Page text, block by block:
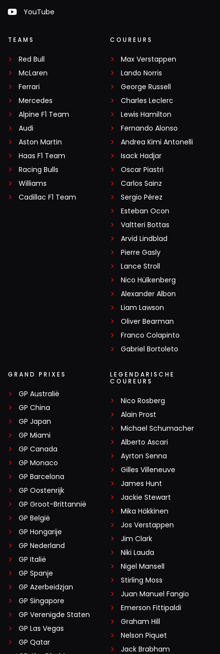
YouTube
TEAMS
Red Bull
McLaren
Ferrari
Mercedes
Alpine F1 Team
Audi
Aston Martin
Haas F1 Team
Racing Bulls
Williams
Cadillac F1 Team
COUREURS
Max Verstappen
Lando Norris
George Russell
Charles Leclerc
Lewis Hamilton
Fernando Alonso
Andrea Kimi Antonelli
Isack Hadjar
Oscar Piastri
Carlos Sainz
Sergio Pérez
Esteban Ocon
Valtteri Bottas
Arvid Lindblad
Pierre Gasly
Lance Stroll
Nico Hülkenberg
Alexander Albon
Liam Lawson
Oliver Bearman
Franco Colapinto
Gabriel Bortoleto
GRAND PRIXES
GP Australië
GP China
GP Japan
GP Miami
GP Canada
GP Monaco
GP Barcelona
GP Oostenrijk
GP Groot-Brittannië
GP België
GP Hongarije
GP Nederland
GP Italië
GP Spanje
GP Azerbeidzjan
GP Singapore
GP Verenigde Staten
GP Las Vegas
GP Qatar
LEGENDARISCHE
COUREURS
Nico Rosberg
Alain Prost
Michael Schumacher
Alberto Ascari
Ayrton Senna
Gilles Villeneuve
James Hunt
Jackie Stewart
Mika Häkkinen
Jos Verstappen
Jim Clark
Niki Lauda
Nigel Mansell
Stirling Moss
Juan Manuel Fangio
Emerson Fittipaldi
Graham Hill
Nelson Piquet
Jack Brabham